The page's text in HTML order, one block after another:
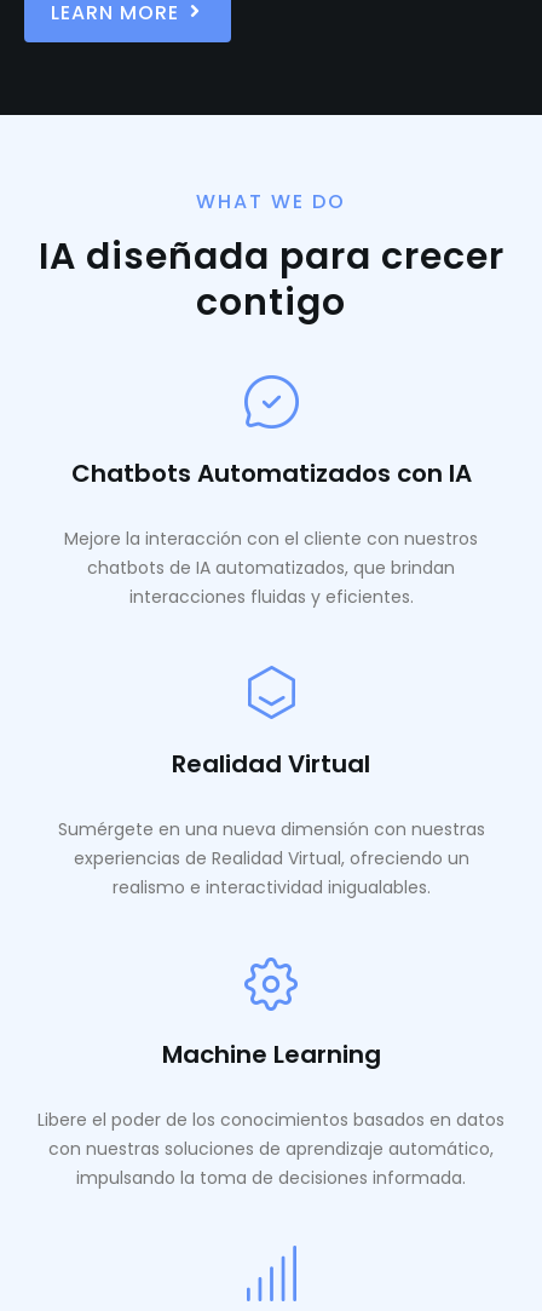
LEARN MORE
WHAT WE DO
IA diseñada para crecer
contigo
Chatbots Automatizados con IA
Mejore la interacción con el cliente con nuestros
chatbots de IA automatizados, que brindan
interacciones fluidas y eficientes.
Realidad Virtual
Sumérgete en una nueva dimensión con nuestras
experiencias de Realidad Virtual, ofreciendo un
realismo e interactividad inigualables.
Machine Learning
Libere el poder de los conocimientos basados ​​en datos
con nuestras soluciones de aprendizaje automático,
impulsando la toma de decisiones informada.